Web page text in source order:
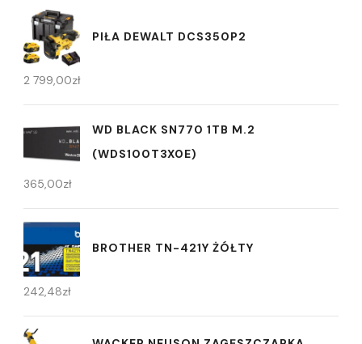
PIŁA DEWALT DCS350P2
2 799,00zł
WD BLACK SN770 1TB M.2
(WDS100T3X0E)
365,00zł
BROTHER TN-421Y ŻÓŁTY
242,48zł